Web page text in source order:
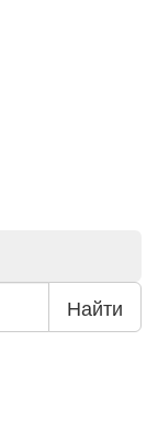
Найти